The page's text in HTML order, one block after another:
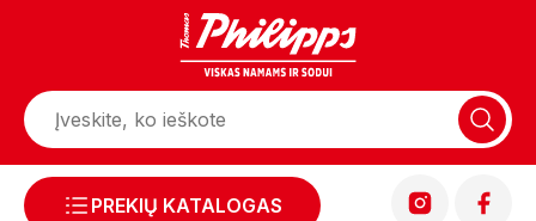
PREKIŲ KATALOGAS